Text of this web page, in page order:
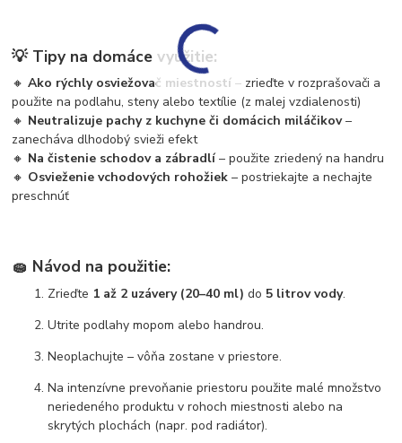
💡 Tipy na domáce využitie:
🔸Ako rýchly osviežovač miestností – zrieďte v rozprašovači a
použite na podlahu, steny alebo textílie (z malej vzdialenosti)
🔸 Neutralizuje pachy z kuchyne či domácich miláčikov–
zanecháva dlhodobý svieži efekt
🔸 Na čistenie schodov a zábradlí– použite zriedený na handru
🔸 Osvieženie vchodových rohožiek – postriekajte a nechajte
preschnúť
🧽 Návod na použitie:
Zrieďte 1 až 2 uzávery (20–40 ml) do 5 litrov vody.
Utrite podlahy mopom alebo handrou.
Neoplachujte – vôňa zostane v priestore.
Na intenzívne prevoňanie priestoru použite malé množstvo
neriedeného produktu v rohoch miestnosti alebo na
skrytých plochách (napr. pod radiátor).